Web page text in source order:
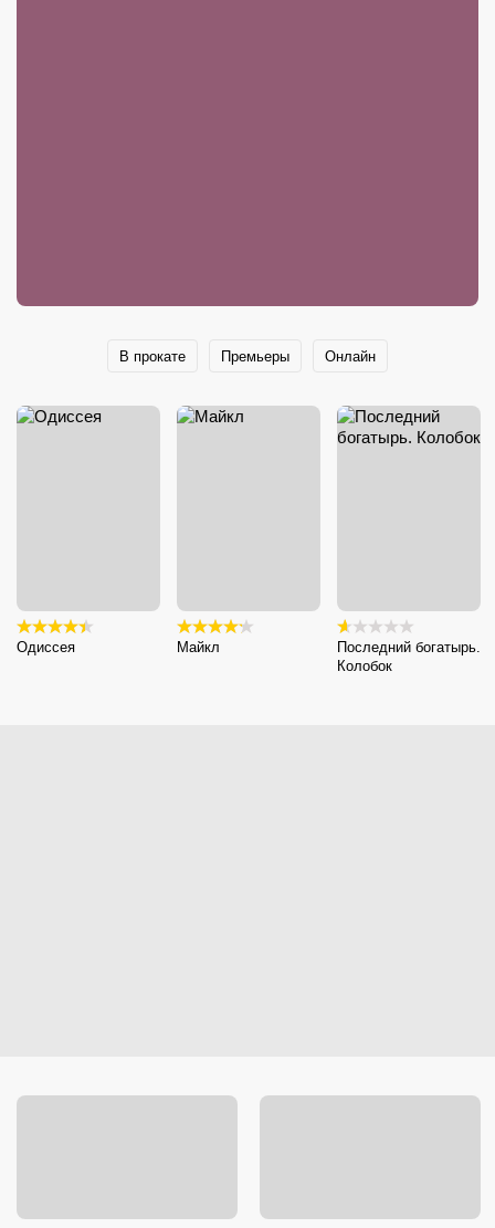
В прокате Премьеры Онлайн
Одиссея Майкл
Последний богатырь.
Колобок